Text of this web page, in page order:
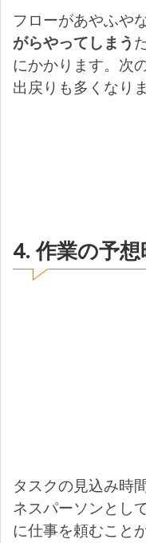
フローがあやふや
がらやってしまう
にかかります。次
出戻りも多くなりま
4. 作業の予
タスクの見込み時
ネスパーソンとし
に仕事を頼むこと